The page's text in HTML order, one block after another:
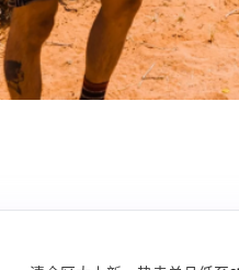
闪促！法式美衣精选
衣裙$95